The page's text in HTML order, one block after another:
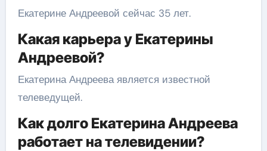
Екатерине Андреевой сейчас 35 лет.
Какая карьера у Екатерины
Андреевой?
Екатерина Андреева является известной
телеведущей.
Как долго Екатерина Андреева
работает на телевидении?